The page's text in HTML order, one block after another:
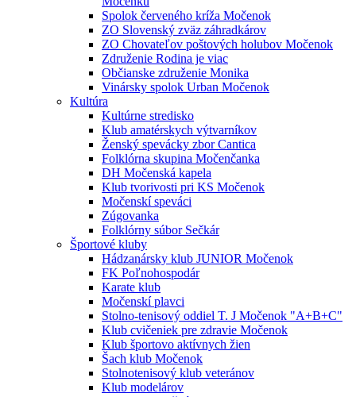
Spolok červeného kríža Močenok
ZO Slovenský zväz záhradkárov
ZO Chovateľov poštových holubov Močenok
Združenie Rodina je viac
Občianske združenie Monika
Vinársky spolok Urban Močenok
Kultúra
Kultúrne stredisko
Klub amatérskych výtvarníkov
Ženský spevácky zbor Cantica
Folklórna skupina Močenčanka
DH Močenská kapela
Klub tvorivosti pri KS Močenok
Močenskí speváci
Zúgovanka
Folklórny súbor Sečkár
Športové kluby
Hádzanársky klub JUNIOR Močenok
FK Poľnohospodár
Karate klub
Močenskí plavci
Stolno-tenisový oddiel T. J Močenok "A+B+C"
Klub cvičeniek pre zdravie Močenok
Klub športovo aktívnych žien
Šach klub Močenok
Stolnotenisový klub veteránov
Klub modelárov